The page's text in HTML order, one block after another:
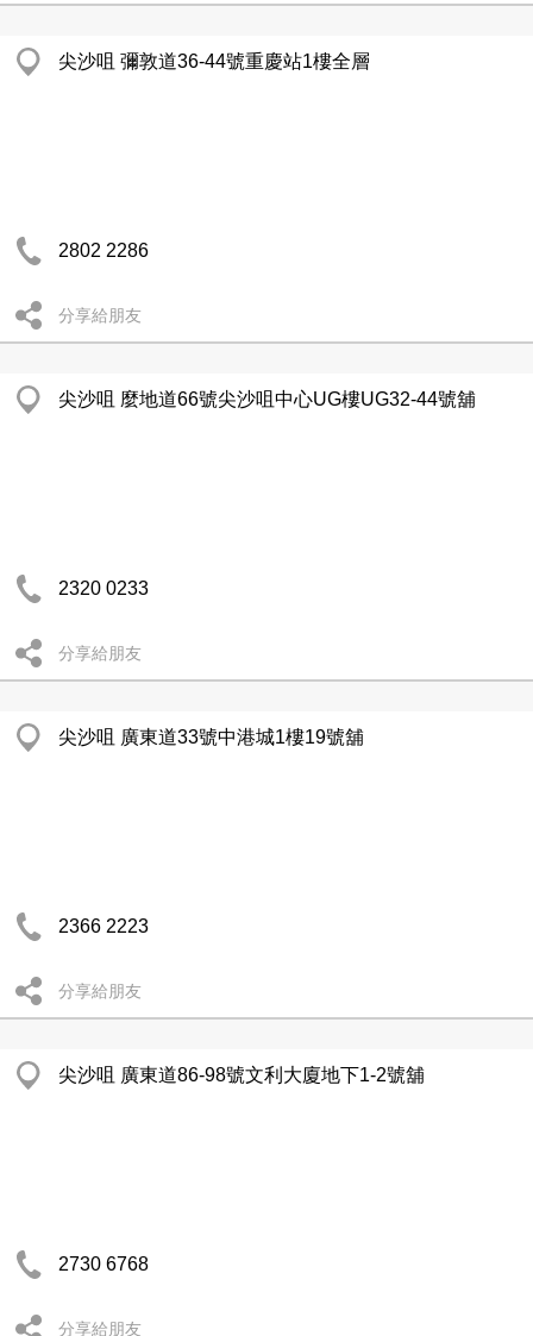
尖沙咀 彌敦道36-44號重慶站1樓全層
2802 2286
分享給朋友
尖沙咀 麼地道66號尖沙咀中心UG樓UG32-44號舖
2320 0233
分享給朋友
尖沙咀 廣東道33號中港城1樓19號舖
2366 2223
分享給朋友
尖沙咀 廣東道86-98號文利大廈地下1-2號舖
2730 6768
分享給朋友